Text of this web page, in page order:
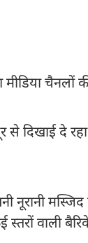
चैनलों
दिखाई दे
मस्जिद
वाली